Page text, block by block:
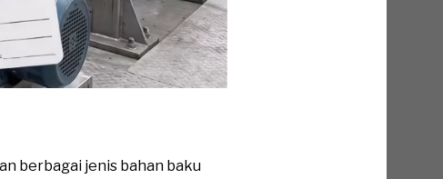
berbagai jenis bahan baku